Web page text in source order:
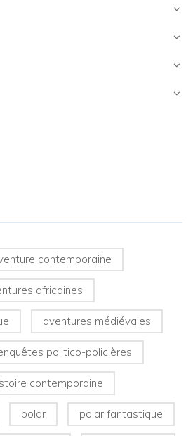
contemporaine
africaines
aventures médiévales
politico-policières
contemporaine
polar polar fantastique